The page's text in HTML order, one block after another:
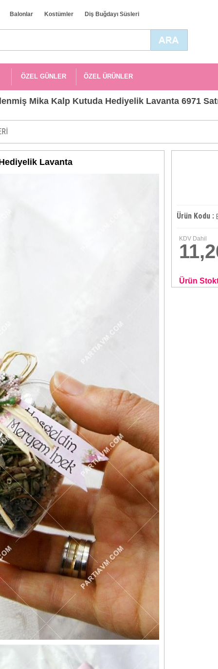
Balonlar Kostümler Diş Buğdayı Süsleri
ÖZEL GÜNLER ÖZEL ÜRÜNLER
Mika Kalp Kutuda Hediyelik Lavanta 6971
Lavanta
Ürün Kodu :
KDV Dahil
Ürün